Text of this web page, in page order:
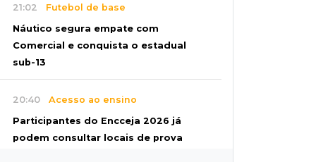
21:02 Futebol de base
Náutico segura empate com
Comercial e conquista o estadual
sub-13
20:40 Acesso ao ensino
Participantes do Encceja 2026 já
podem consultar locais de prova